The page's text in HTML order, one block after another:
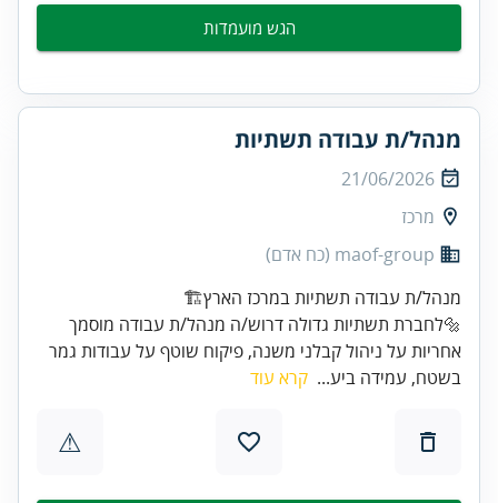
הגש מועמדות
מנהל/ת עבודה תשתיות
21/06/2026
מרכז
maof-group (כח אדם)
🔩לחברת תשתיות גדולה דרוש/ה מנהל/ת עבודה מוסמך
אחריות על ניהול קבלני משנה, פיקוח שוטף על עבודות גמר
בשטח, עמידה ביע... קרא עוד
⚠